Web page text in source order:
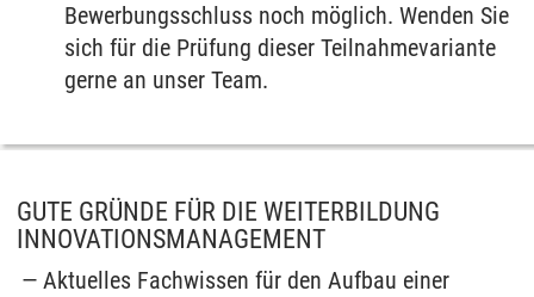
Bewerbungsschluss noch möglich. Wenden Sie
sich für die Prüfung dieser Teilnahmevariante
gerne an unser Team.
GUTE GRÜNDE FÜR DIE WEITERBILDUNG
INNOVATIONSMANAGEMENT
Aktuelles Fachwissen für den Aufbau einer